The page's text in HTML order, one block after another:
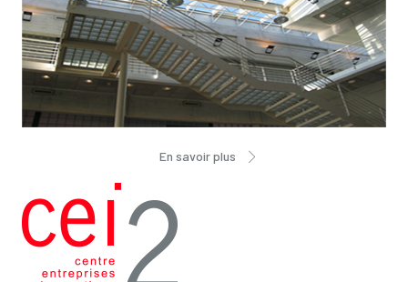
En savoir plus